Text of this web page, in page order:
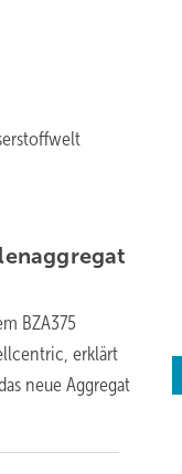
BZA375
erklärt
neue Aggregat